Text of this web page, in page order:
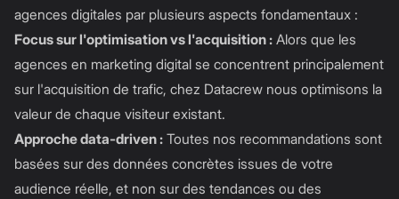
agences digitales par plusieurs aspects fondamentaux :
Focus sur l'optimisation vs l'acquisition : Alors que les
agences en marketing digital se concentrent principalement
sur l'acquisition de trafic, chez Datacrew nous optimisons la
valeur de chaque visiteur existant.
Approche data-driven : Toutes nos recommandations sont
basées sur des données concrètes issues de votre
audience réelle, et non sur des tendances ou des